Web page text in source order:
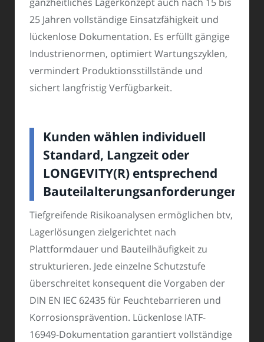
25 Jahren vollständige Einsatzfähigkeit und
lückenlose Dokumentation. Es erfüllt gängige
Industrienormen, optimiert Wartungszyklen,
vermindert Produktionsstillstände und
sichert langfristig Verfügbarkeit.
Kunden wählen individuell
Standard, Langzeit oder
LONGEVITY(R) entsprechend
Bauteilalterungsanforderungen
Tiefgreifende Risikoanalysen ermöglichen btv,
Lagerlösungen zielgerichtet nach
Plattformdauer und Bauteilhäufigkeit zu
strukturieren. Jede einzelne Schutzstufe
überschreitet konsequent die Vorgaben der
DIN EN IEC 62435 für Feuchtebarrieren und
Korrosionsprävention. Lückenlose IATF-
16949-Dokumentation garantiert vollständige